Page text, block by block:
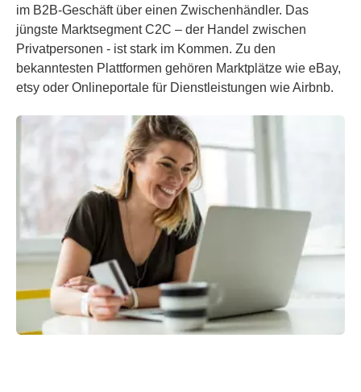
im B2B-Geschäft über einen Zwischenhändler. Das
jüngste Marktsegment C2C – der Handel zwischen
Privatpersonen - ist stark im Kommen. Zu den
bekanntesten Plattformen gehören Marktplätze wie eBay,
etsy oder Onlineportale für Dienstleistungen wie Airbnb.